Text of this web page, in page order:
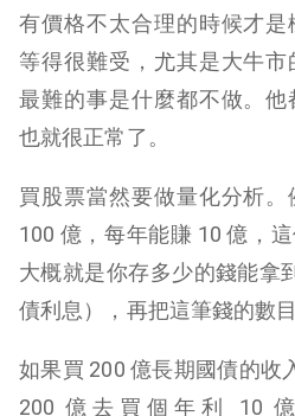
有價格不太合理的時候才
等得很難受，尤其是大牛市
最難的事是什麼都不做。
也就很正常了。
買股票當然要做量化分析
100 億，每年能賺 10 億，
大概就是你存多少的錢能拿
債利息），再把這筆錢的數目
如果買 200 億長期國債的收
200 億去買個年利 10